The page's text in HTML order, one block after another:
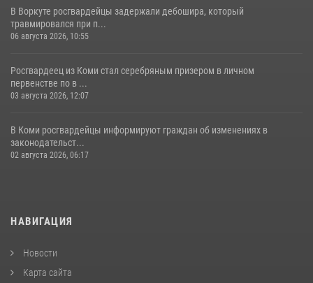
В Воркуте росгвардейцы задержали дебошира, который
травмировался при п...
06 августа 2026, 10:55
Росгвардеец из Коми стал серебряным призером в личном
первенстве по в ...
03 августа 2026, 12:07
В Коми росгвардейцы информируют граждан об изменениях в
законодательст...
02 августа 2026, 06:17
НАВИГАЦИЯ
Новости
Карта сайта